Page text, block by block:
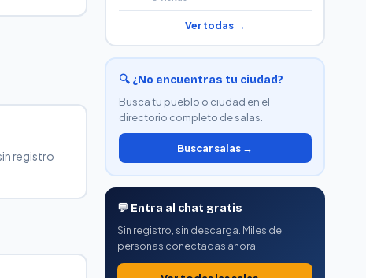
registro
Ver todas →
🔍 ¿No encuentras tu ciudad?
Busca tu pueblo o ciudad en el
directorio completo de salas.
Buscar salas →
💬 Entra al chat gratis
Sin registro, sin descarga. Miles de
personas conectadas ahora.